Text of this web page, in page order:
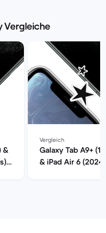
Vergleiche
&
Vergleich
Galaxy Tab A9+
& iPad Air 6